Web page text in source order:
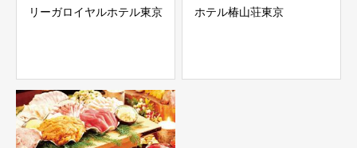
リーガロイヤルホテル東京 ホテル椿山荘東京